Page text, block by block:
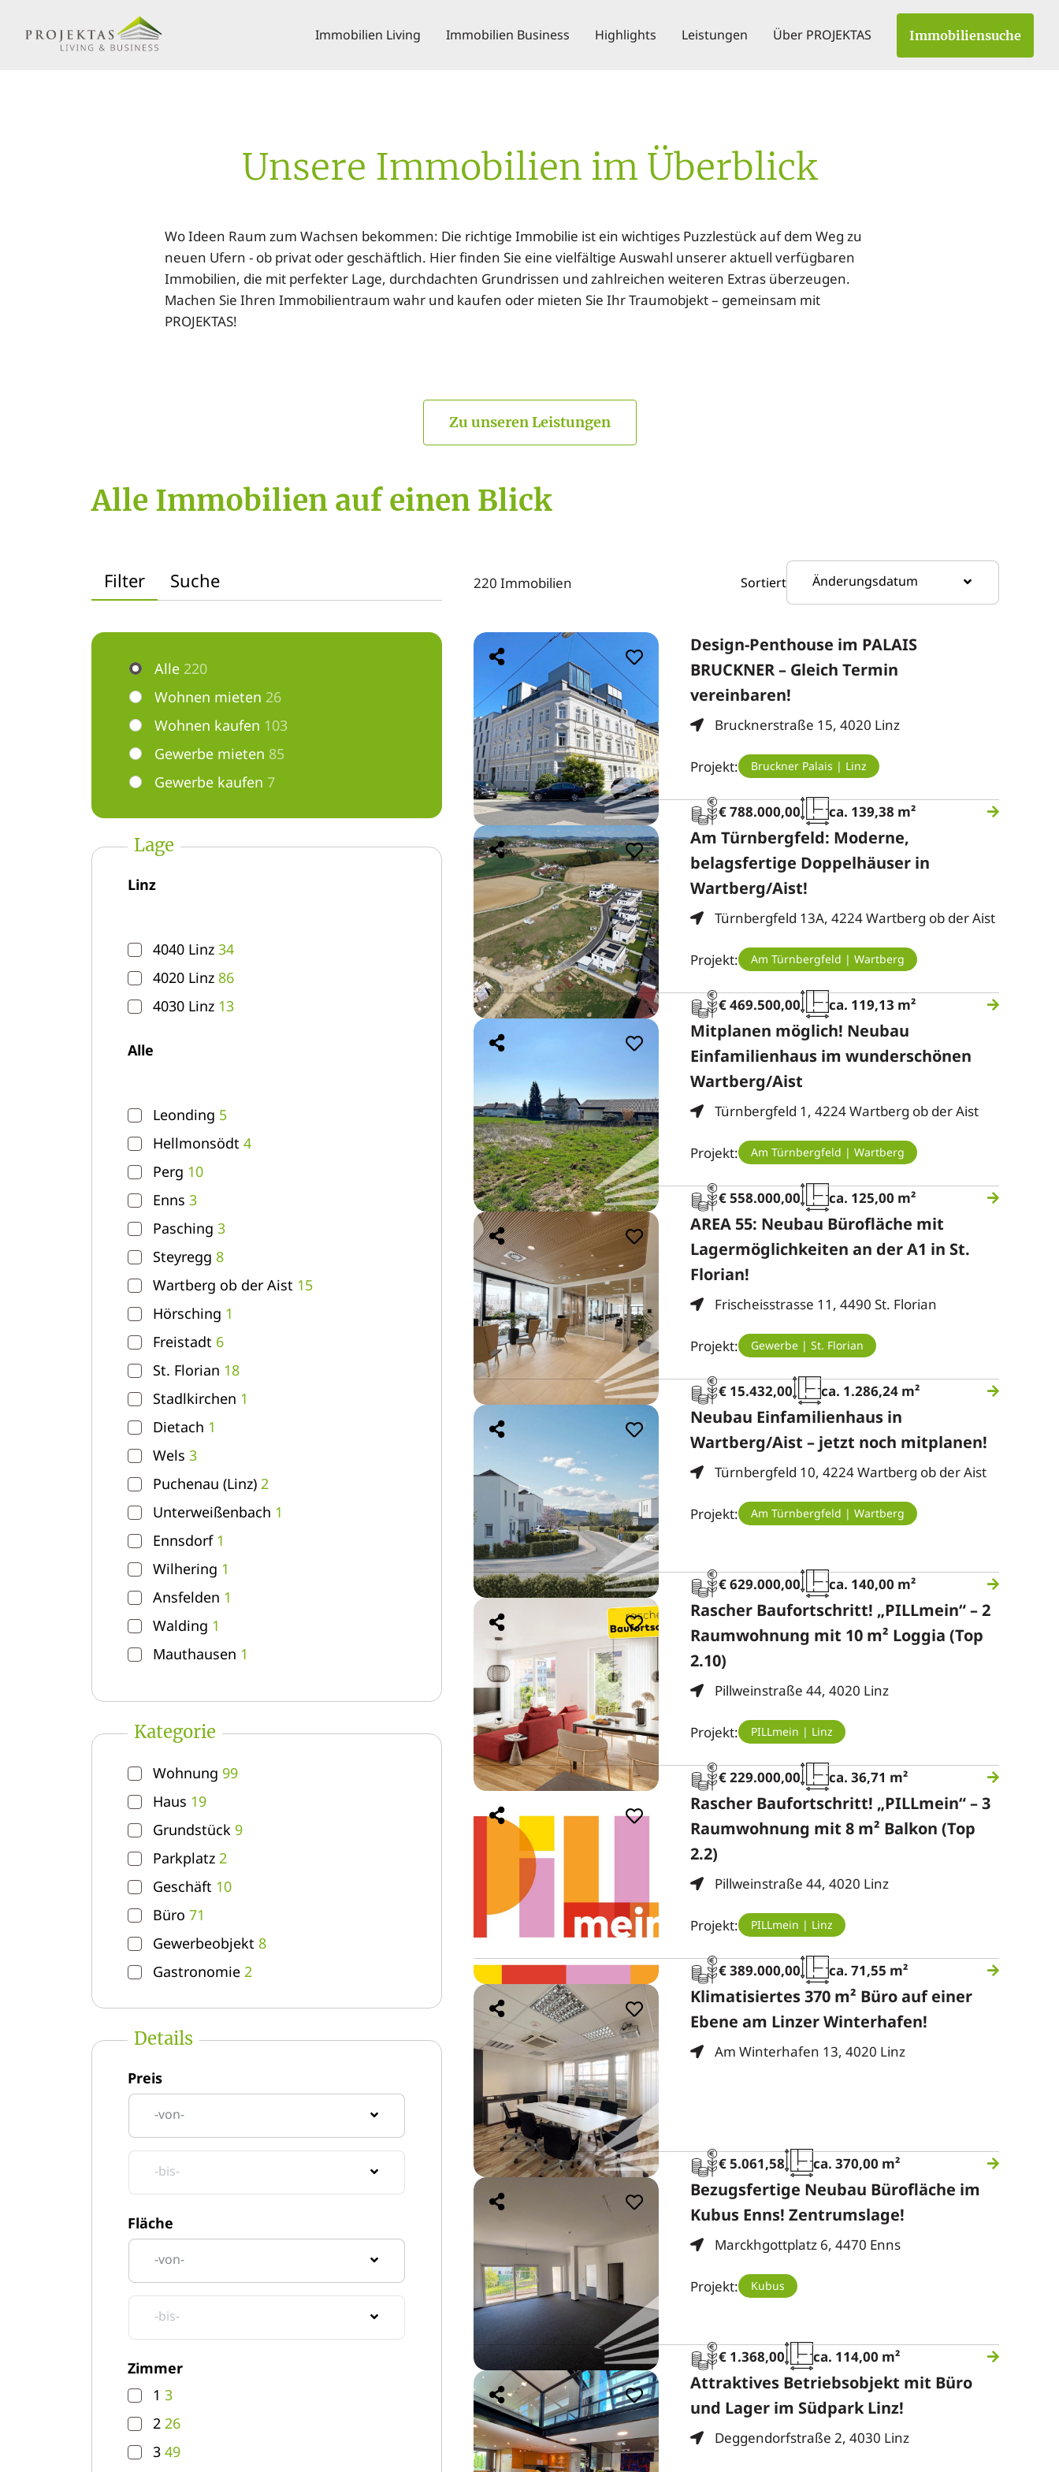
Immobilien Living Immobilien Business Highlights Leistungen Über PROJEKTAS Immobiliensuche
Unsere Immobilien im Überblick
Wo Ideen Raum zum Wachsen bekommen: Die richtige Immobilie ist ein wichtiges Puzzlestück auf dem Weg zu
neuen Ufern - ob privat oder geschäftlich. Hier finden Sie eine vielfältige Auswahl unserer aktuell verfügbaren
Immobilien, die mit perfekter Lage, durchdachten Grundrissen und zahlreichen weiteren Extras überzeugen.
Machen Sie Ihren Immobilientraum wahr und kaufen oder mieten Sie Ihr Traumobjekt – gemeinsam mit
PROJEKTAS!
Zu unseren Leistungen
Alle Immobilien auf einen Blick
Filter Suche
Alle 220
Wohnen mieten 26
Wohnen kaufen 103
Gewerbe mieten 85
Gewerbe kaufen 7
Lage
Linz
4040 Linz 34
4020 Linz 86
4030 Linz 13
Alle
Leonding 5
Hellmonsödt 4
Perg 10
Enns 3
Pasching 3
Steyregg 8
Wartberg ob der Aist 15
Hörsching 1
Freistadt 6
St. Florian 18
Stadlkirchen 1
Dietach 1
Wels 3
Puchenau (Linz) 2
Unterweißenbach 1
Ennsdorf 1
Wilhering 1
Ansfelden 1
Walding 1
Mauthausen 1
Kategorie
Wohnung 99
Haus 19
Grundstück 9
Parkplatz 2
Geschäft 10
Büro 71
Gewerbeobjekt 8
Gastronomie 2
Details
Preis
-von-
-bis-
Fläche
-von-
-bis-
Zimmer
1 3
2 26
3 49
220 Immobilien Sortiert Änderungsdatum
Design-Penthouse im PALAIS
BRUCKNER – Gleich Termin
vereinbaren!
Brucknerstraße 15, 4020 Linz
Projekt: Bruckner Palais | Linz
€ 788.000,00 ca. 139,38 m²
Am Türnbergfeld: Moderne,
belagsfertige Doppelhäuser in
Wartberg/Aist!
Türnbergfeld 13A, 4224 Wartberg ob der Aist
Projekt: Am Türnbergfeld | Wartberg
€ 469.500,00 ca. 119,13 m²
Mitplanen möglich! Neubau
Einfamilienhaus im wunderschönen
Wartberg/Aist
Türnbergfeld 1, 4224 Wartberg ob der Aist
Projekt: Am Türnbergfeld | Wartberg
€ 558.000,00 ca. 125,00 m²
AREA 55: Neubau Bürofläche mit
Lagermöglichkeiten an der A1 in St.
Florian!
Frischeisstrasse 11, 4490 St. Florian
Projekt: Gewerbe | St. Florian
€ 15.432,00 ca. 1.286,24 m²
Neubau Einfamilienhaus in
Wartberg/Aist – jetzt noch mitplanen!
Türnbergfeld 10, 4224 Wartberg ob der Aist
Projekt: Am Türnbergfeld | Wartberg
€ 629.000,00 ca. 140,00 m²
Rascher Baufortschritt! „PILLmein“ – 2
Raumwohnung mit 10 m² Loggia (Top
2.10)
Pillweinstraße 44, 4020 Linz
Projekt: PILLmein | Linz
€ 229.000,00 ca. 36,71 m²
Rascher Baufortschritt! „PILLmein“ – 3
Raumwohnung mit 8 m² Balkon (Top
2.2)
Pillweinstraße 44, 4020 Linz
Projekt: PILLmein | Linz
€ 389.000,00 ca. 71,55 m²
Klimatisiertes 370 m² Büro auf einer
Ebene am Linzer Winterhafen!
Am Winterhafen 13, 4020 Linz
€ 5.061,58 ca. 370,00 m²
Bezugsfertige Neubau Bürofläche im
Kubus Enns! Zentrumslage!
Marckhgottplatz 6, 4470 Enns
Projekt: Kubus
€ 1.368,00 ca. 114,00 m²
Attraktives Betriebsobjekt mit Büro
und Lager im Südpark Linz!
Deggendorfstraße 2, 4030 Linz